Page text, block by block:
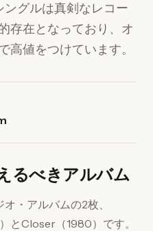
グルは真剣なレコー
存在となっており、オ
高値をつけています。
るべきアルバム
・アルバムの2枚、
とCloser（1980）です。